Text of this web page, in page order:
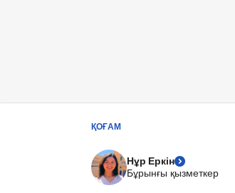
ҚОҒАМ
Нұр Еркін
Бұрынғы қызметкер